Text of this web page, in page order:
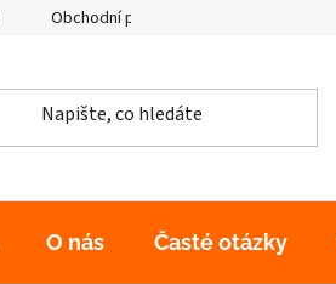
Obchodní podmínky
O nás Časté otázky